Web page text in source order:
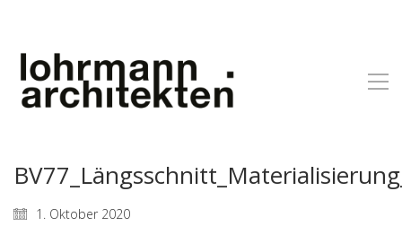
1. Oktober 2020